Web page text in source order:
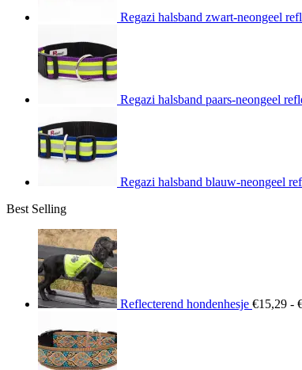
Regazi halsband zwart-neongeel
Regazi halsband paars-neongeel
Regazi halsband blauw-neongeel
Best Selling
Reflecterend hondenhesje €15,29 -